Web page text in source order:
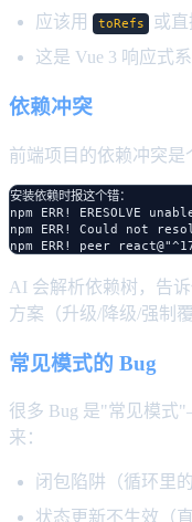
应该用 toRefs 或
这是 Vue 3 响应式
依赖冲突
前端项目的依赖冲突是
安装依赖时报这个错：
npm ERR! ERESOLVE
npm ERR! Could not
AI 会解析依赖树，告
方案（升级/降级/强制
常见模式的 Bug
很多 Bug 是"常见模
来：
闭包陷阱（循环里的
状态更新不生效（